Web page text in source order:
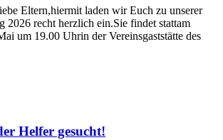
Eltern,hiermit laden wir Euch zu unserer
2026 recht herzlich ein.Sie findet stattam
um 19.00 Uhrin der Vereinsgaststätte des
Helfer gesucht!